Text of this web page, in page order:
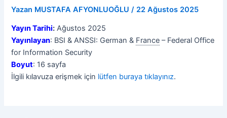
Yazan MUSTAFA AFYONLUOĞLU/ 22 Ağustos 2025
Yayın Tarihi: Ağustos 2025
Yayınlayan: BSI & ANSSI: German & France – Federal Office
for Information Security
Boyut: 16 sayfa
İlgili kılavuza erişmek için lütfen buraya tıklayınız.